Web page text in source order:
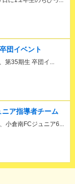
団イベント
第35期生 卒団イ...
ニア指導者チーム
小倉南FCジュニア6...